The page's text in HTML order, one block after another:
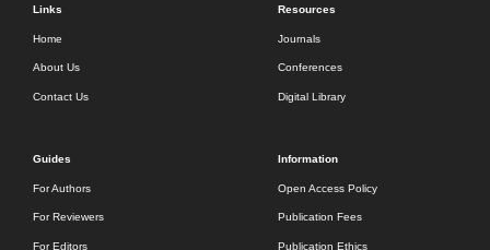
Links
Home
About Us
Contact Us
Resources
Journals
Conferences
Digital Library
Guides
For Authors
For Reviewers
For Editors
Information
Open Access Policy
Publication Fees
Publication Ethics